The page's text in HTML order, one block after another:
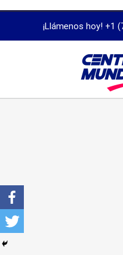
dissertation
¡Llámenos hoy! +1